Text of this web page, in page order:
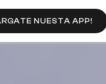
NUESTA APP!